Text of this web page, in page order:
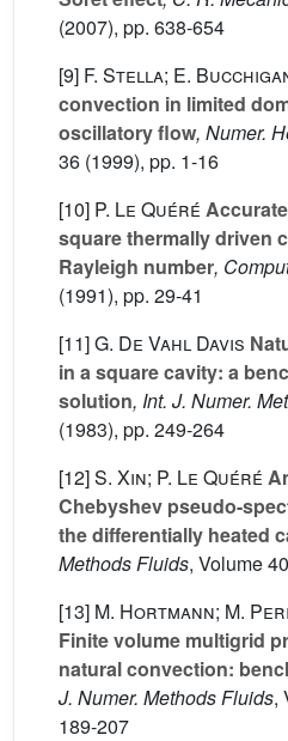
(2007), pp. 638-654
[9] F. Stella; E.
convection in limited
oscillatory flow, Numer.
36 (1999), pp. 1-16
[10] P. Le Quéré
square thermally driven
Rayleigh number,
(1991), pp. 29-41
[11]G. De Vahl Davis
in a square cavity: a
solution, Int. J. Numer.
(1983), pp. 249-264
[12]S. Xin; P. Le Quéré
Chebyshev pseudo-
the differentially heated
Methods Fluids, Volume 40
[13] M. Hortmann; M.
Finite volume multigrid
natural convection:
J. Numer. Methods Fluids,
189-207